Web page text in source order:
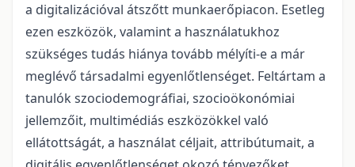
a digitalizációval átszőtt munkaerőpiacon. Esetleg
ezen eszközök, valamint a használatukhoz
szükséges tudás hiánya tovább mélyíti-e a már
meglévő társadalmi egyenlőtlenséget. Feltártam a
tanulók szociodemográfiai, szocioökonómiai
jellemzőit, multimédiás eszközökkel való
ellátottságát, a használat céljait, attribútumait, a